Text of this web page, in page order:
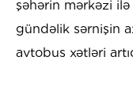
şəhərin mərkəzi ilə
gündəlik sərnişin
avtobus xətləri